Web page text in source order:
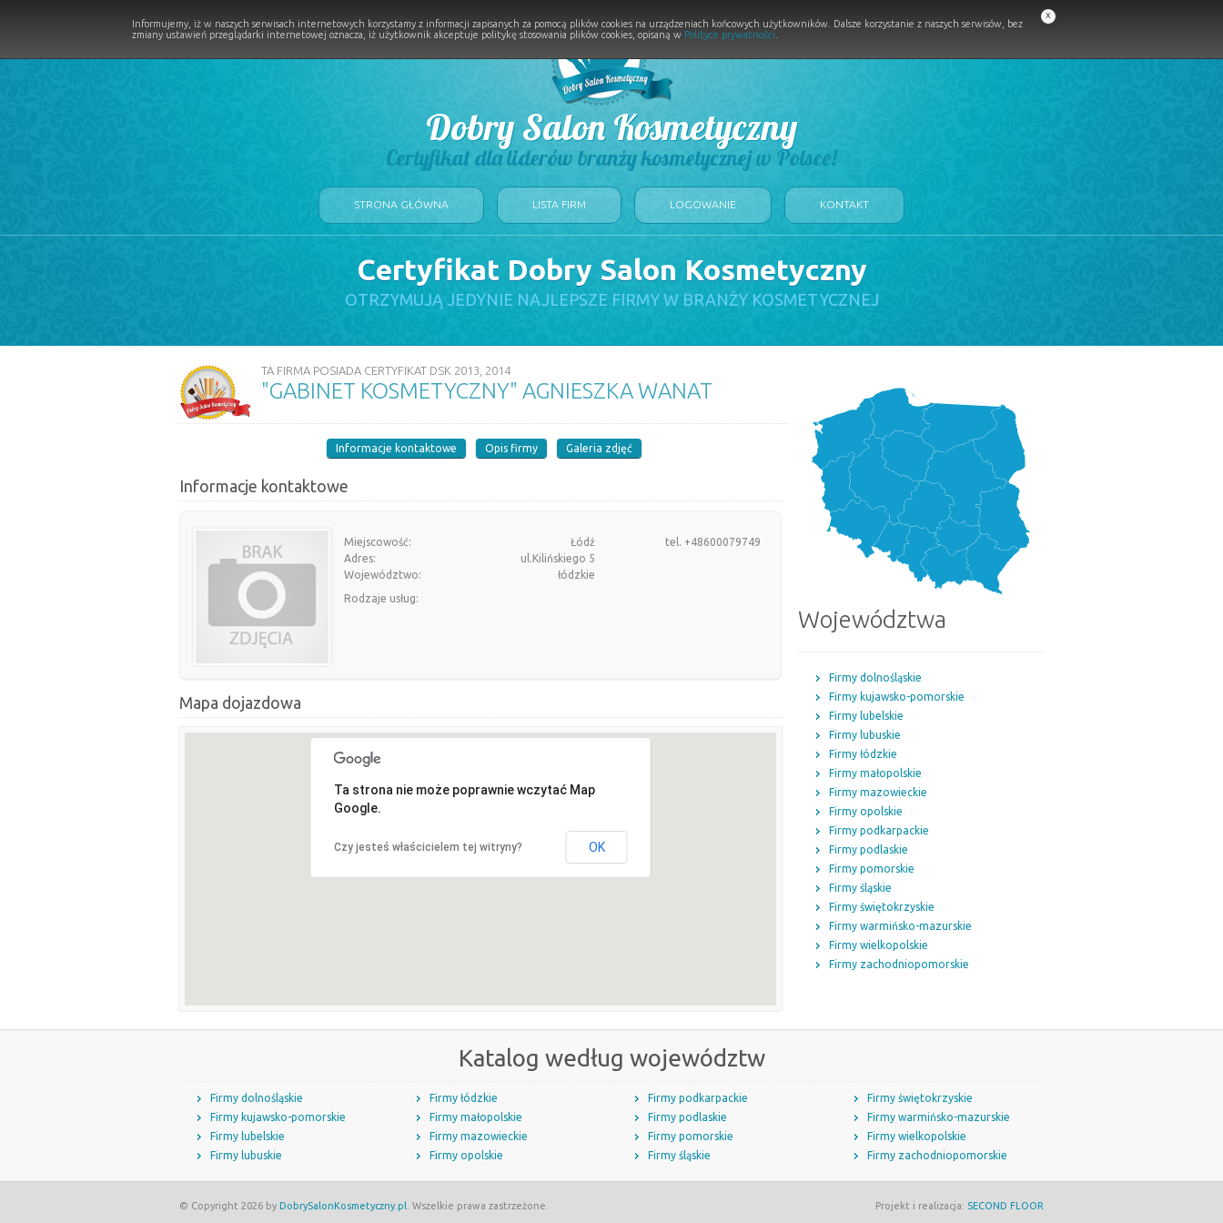
Dobry Salon Kosmetyczny
Certyfikat dla liderów branży kosmetycznej w Polsce!
STRONA GŁÓWNA LISTA FIRM LOGOWANIE KONTAKT
Certyfikat Dobry Salon Kosmetyczny
OTRZYMUJĄ JEDYNIE NAJLEPSZE FIRMY W BRANŻY KOSMETYCZNEJ
TA FIRMA POSIADA CERTYFIKAT DSK 2013, 2014
"GABINET KOSMETYCZNY" AGNIESZKA WANAT
Informacje kontaktowe Opis firmy Galeria zdjęć
Informacje kontaktowe
Miejscowość:
Łódź
Adres:
ul.Kilińskiego 5
Województwo:
łódzkie
tel. +48600079749
Rodzaje usług:
Mapa dojazdowa
Ta strona nie może poprawnie wczytać Map
Google.
Czy jesteś właścicielem tej witryny? OK
Województwa
Firmy dolnośląskie
Firmy kujawsko-pomorskie
Firmy lubelskie
Firmy lubuskie
Firmy łódzkie
Firmy małopolskie
Firmy mazowieckie
Firmy opolskie
Firmy podkarpackie
Firmy podlaskie
Firmy pomorskie
Firmy śląskie
Firmy świętokrzyskie
Firmy warmińsko-mazurskie
Firmy wielkopolskie
Firmy zachodniopomorskie
Katalog według województw
Firmy dolnośląskie
Firmy kujawsko-pomorskie
Firmy lubelskie
Firmy lubuskie
Firmy łódzkie
Firmy małopolskie
Firmy mazowieckie
Firmy opolskie
Firmy podkarpackie
Firmy podlaskie
Firmy pomorskie
Firmy śląskie
Firmy świętokrzyskie
Firmy warmińsko-mazurskie
Firmy wielkopolskie
Firmy zachodniopomorskie
© Copyright 2026 by DobrySalonKosmetyczny.pl . Wszelkie prawa zastrzeżone. Projekt i realizacja: SECOND FLOOR
Informujemy, iż w naszych serwisach internetowych korzystamy z informacji zapisanych za pomocą plików cookies na urządzeniach końcowych użytkowników. Dalsze korzystanie z naszych serwisów, bez
zmiany ustawień przeglądarki internetowej oznacza, iż użytkownik akceptuje politykę stosowania plików cookies, opisaną w Polityce prywatności
x